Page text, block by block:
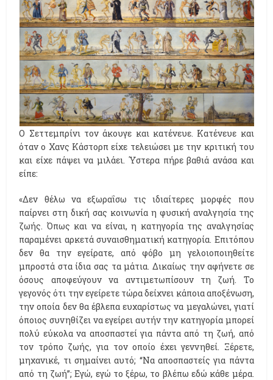
Ο Σεττεμπρίνι τον άκουγε και κατένευε. Κατένευε και
όταν ο Χανς Κάστορπ είχε τελειώσει με την κριτική του
και είχε πάψει να μιλάει. Ύστερα πήρε βαθιά ανάσα και
είπε:
«Δεν θέλω να εξωραΐσω τις ιδιαίτερες μορφές που
παίρνει στη δική σας κοινωνία η φυσική αναλγησία της
ζωής. Όπως και να είναι, η κατηγορία της αναλγησίας
παραμένει αρκετά συναισθηματική κατηγορία. Επιτόπου
δεν θα την εγείρατε, από φόβο μη γελοιοποιηθείτε
μπροστά στα ίδια σας τα μάτια. Δικαίως την αφήνετε σε
όσους αποφεύγουν να αντιμετωπίσουν τη ζωή. Το
γεγονός ότι την εγείρετε τώρα δείχνει κάποια αποξένωση,
την οποία δεν θα έβλεπα ευχαρίστως να μεγαλώνει, γιατί
όποιος συνηθίζει να εγείρει αυτήν την κατηγορία μπορεί
πολύ εύκολα να αποσπαστεί για πάντα από τη ζωή, από
τον τρόπο ζωής, για τον οποίο έχει γεννηθεί. Ξέρετε,
μηχανικέ, τι σημαίνει αυτό; “Να αποσπαστείς για πάντα
από τη ζωή”; Εγώ, εγώ το ξέρω, το βλέπω εδώ κάθε μέρα.